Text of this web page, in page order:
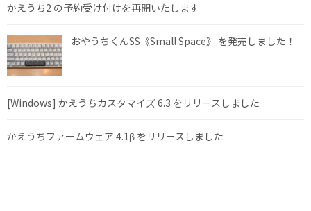
かえうち2 の予約受け付けを再開いたします
おやうちくんSS《Small Space》 を発売しました！
[Windows] かえうちカスタマイズ 6.3 をリリースしました
かえうちファームウェア 4.1β をリリースしました